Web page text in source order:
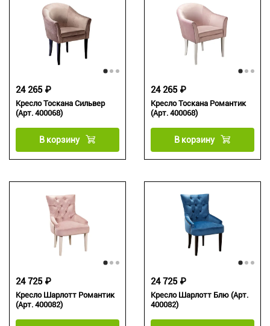
Кресло Тоскана Сильвер
(Арт. 400068)
24 265 ₽
В корзину
Кресло Тоскана Романтик
(Арт. 400068)
24 265 ₽
В корзину
Кресло Шарлотт Романтик
(Арт. 400082)
24 725 ₽
Кресло Шарлотт Блю (Арт.
400082)
24 725 ₽